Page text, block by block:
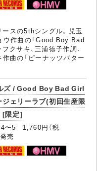
スの5thシングル。児玉
ウ作曲の「Good Boy Bad
フクサキ、三浦徳子作詞、
作曲の「ピーナッツバター
ズ / Good Boy Bad Girl
ェリーラブ(初回生産限
[限定]
〜5 1,760円（税
発売